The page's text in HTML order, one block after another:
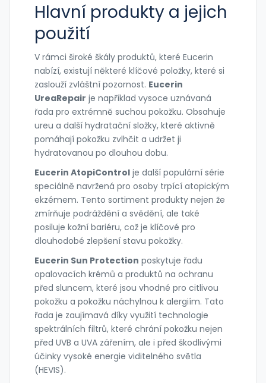
Hlavní produkty a jejich
použití
V rámci široké škály produktů, které Eucerin
nabízí, existují některé klíčové položky, které si
zaslouží zvláštní pozornost. Eucerin
UreaRepair je například vysoce uznávaná
řada pro extrémně suchou pokožku. Obsahuje
ureu a další hydratační složky, které aktivně
pomáhají pokožku zvlhčit a udržet ji
hydratovanou po dlouhou dobu.
Eucerin AtopiControl je další populární série
speciálně navržená pro osoby trpící atopickým
ekzémem. Tento sortiment produkty nejen že
zmírňuje podráždění a svědění, ale také
posiluje kožní bariéru, což je klíčové pro
dlouhodobé zlepšení stavu pokožky.
Eucerin Sun Protection poskytuje řadu
opalovacích krémů a produktů na ochranu
před sluncem, které jsou vhodné pro citlivou
pokožku a pokožku náchylnou k alergiím. Tato
řada je zaujímavá díky využití technologie
spektrálních filtrů, které chrání pokožku nejen
před UVB a UVA zářením, ale i před škodlivými
účinky vysoké energie viditelného světla
(HEVIS).